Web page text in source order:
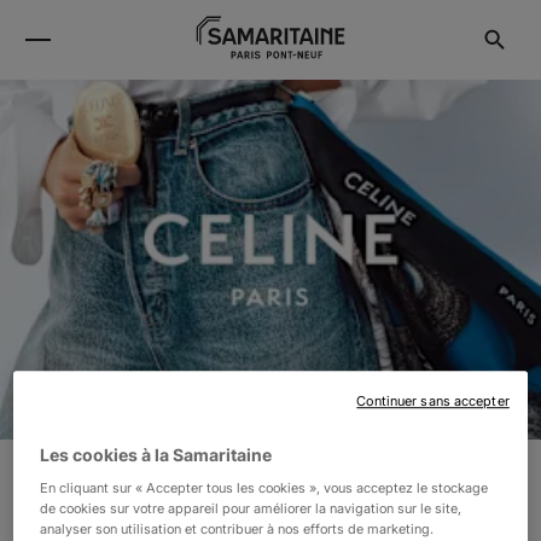
CELINE
Les cookies à la Samaritaine
En cliquant sur « Accepter tous les cookies », vous acceptez le stockage
de cookies sur votre appareil pour améliorer la navigation sur le site,
analyser son utilisation et contribuer à nos efforts de marketing.
Continuer sans accepter